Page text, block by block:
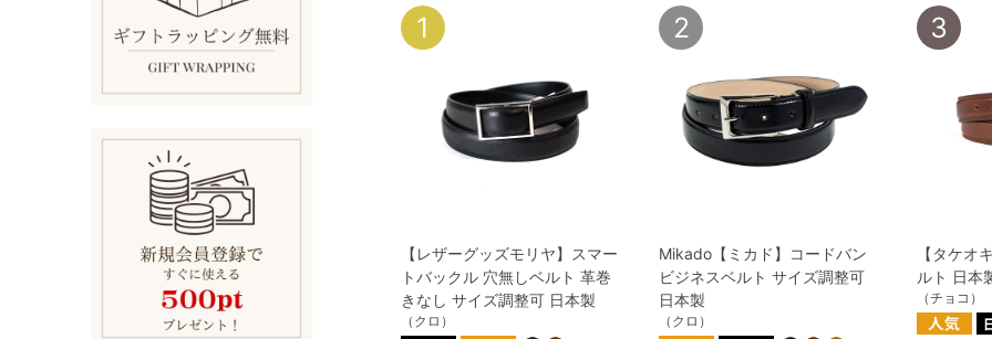
1
【レザーグッズモリヤ】スマー
トバックル 穴無しベルト 革巻
きなし サイズ調整可 日本製
（クロ）
2
Mikado【ミカド】コードバン
ビジネスベルト サイズ調整可
日本製
（クロ）
3
【タケオ
ルト 日本
（チョコ）